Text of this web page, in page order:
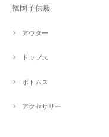
韓国子供服
アウター
トップス
ボトムス
アクセサリー